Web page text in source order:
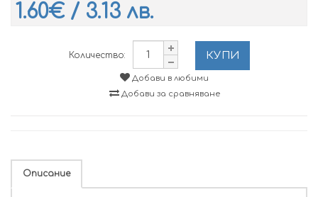
1.60€ / 3.13 лв.
Количество: КУПИ
Добави в любими
Добави за сравняване
Описание